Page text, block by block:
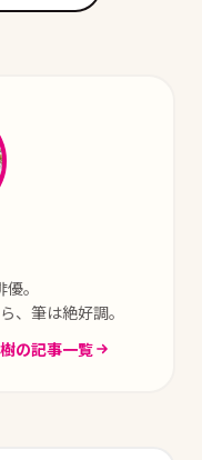
。
、筆は絶好調。
の記事一覧